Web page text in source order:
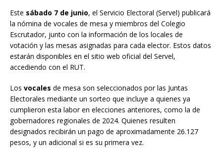
Este sábado 7 de junio, el Servicio Electoral (Servel) publicará
la nómina de vocales de mesa y miembros del Colegio
Escrutador, junto con la información de los locales de
votación y las mesas asignadas para cada elector. Estos datos
estarán disponibles en el sitio web oficial del Servel,
accediendo con el RUT.
Los vocales de mesa son seleccionados por las Juntas
Electorales mediante un sorteo que incluye a quienes ya
cumplieron esta labor en elecciones anteriores, como la de
gobernadores regionales de 2024. Quienes resulten
designados recibirán un pago de aproximadamente 26.127
pesos, y un adicional si es su primera vez.